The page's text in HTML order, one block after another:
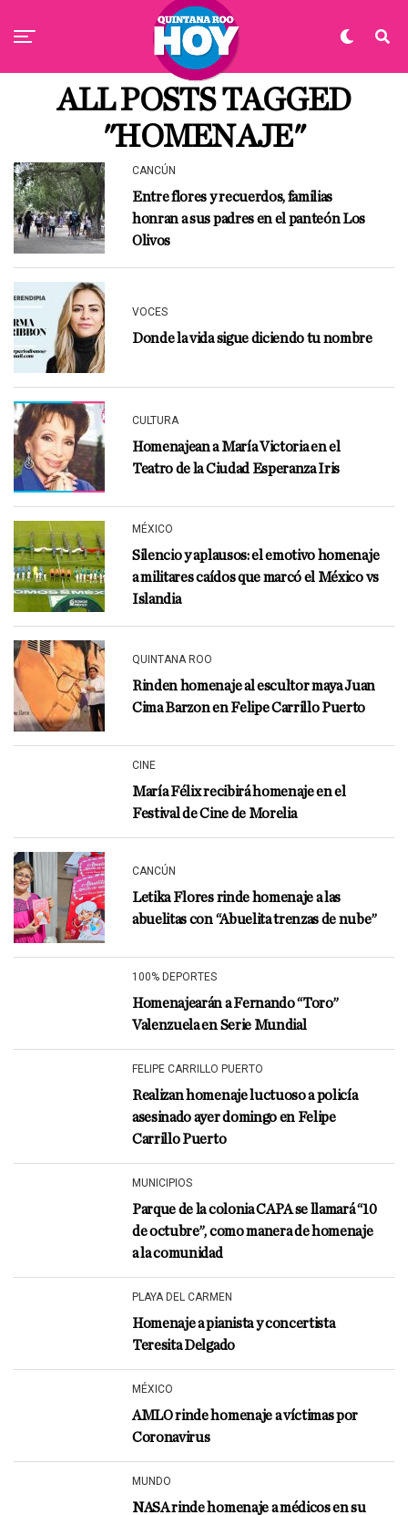
ALL POSTS TAGGED
"HOMENAJE"
CANCÚN
Entre flores y recuerdos, familias
honran a sus padres en el panteón Los
Olivos
VOCES
Donde la vida sigue diciendo tu nombre
CULTURA
Homenajean a María Victoria en el
Teatro de la Ciudad Esperanza Iris
MÉXICO
Silencio y aplausos: el emotivo homenaje
a militares caídos que marcó el México vs
Islandia
QUINTANA ROO
Rinden homenaje al escultor maya Juan
Cima Barzon en Felipe Carrillo Puerto
CINE
María Félix recibirá homenaje en el
Festival de Cine de Morelia
CANCÚN
Letika Flores rinde homenaje a las
abuelitas con “Abuelita trenzas de nube”
100% DEPORTES
Homenajearán a Fernando “Toro”
Valenzuela en Serie Mundial
FELIPE CARRILLO PUERTO
Realizan homenaje luctuoso a policía
asesinado ayer domingo en Felipe
Carrillo Puerto
MUNICIPIOS
Parque de la colonia CAPA se llamará “10
de octubre”, como manera de homenaje
a la comunidad
PLAYA DEL CARMEN
Homenaje a pianista y concertista
Teresita Delgado
MÉXICO
AMLO rinde homenaje a víctimas por
Coronavirus
MUNDO
NASA rinde homenaje a médicos en su